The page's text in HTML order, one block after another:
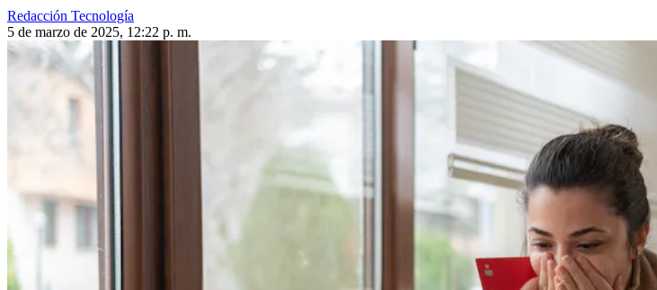
Redacción Tecnología
5 de marzo de 2025, 12:22 p. m.